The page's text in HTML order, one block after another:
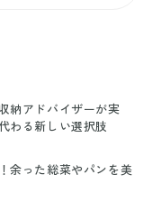
納アドバイザーが実
わる新しい選択肢
余った総菜やパンを美